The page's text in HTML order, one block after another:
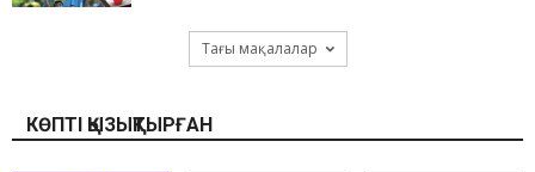
Тағы мақалалар
КӨПТІ ҚЫЗЫҚТЫРҒАН